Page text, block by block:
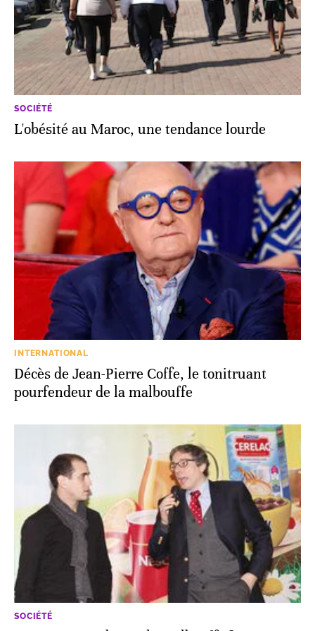
SOCIÉTÉ
L'obésité au Maroc, une tendance lourde
INTERNATIONAL
Décès de Jean-Pierre Coffe, le tonitruant
pourfendeur de la malbouffe
SOCIÉTÉ